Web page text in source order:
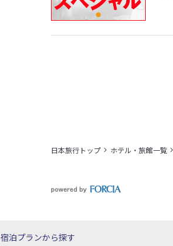
日本旅行トップ ホテル・旅館一覧
宿泊プランから探す